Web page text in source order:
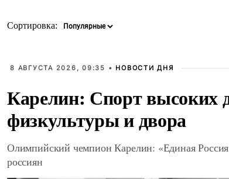
Сортировка:
8 АВГУСТА 2026, 09:35 • НОВОСТИ ДНЯ
Карелин: Спорт высоких
физкультуры и двора
Олимпийский чемпион Карелин: «Единая
россиян